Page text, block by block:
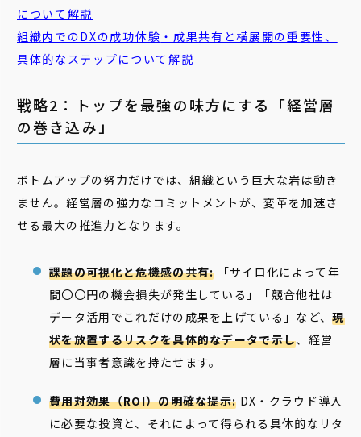
について解説
組織内でのDXの成功体験 ・成果共有と横展開の重要性、
具体的なステップについて解説
戦略2：トップを最強の味方にする「経営層
の巻き込み」
ボトムアップの努力だけでは、組織という巨大な岩は動き
ません。経営層の強力なコミットメントが、変革を加速さ
せる最大の推進力となります。
課題の可視化と危機感の共有: 「サイロ化によって年
間〇〇円の機会損失が発生している」「競合他社は
データ活用でこれだけの成果を上げている」など、現
状を放置するリスクを具体的なデータで示し、経営
層に当事者意識を持たせます。
費用対効果（ROI）の明確な提示: DX・クラウド導入
に必要な投資と、それによって得られる具体的なリタ